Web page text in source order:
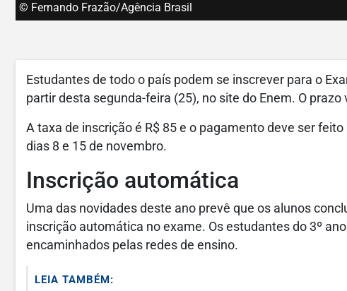
© Fernando Frazão/Agência Brasil
Estudantes de todo o país podem se inscrever para o
partir desta segunda-feira (25), no site do Enem. O prazo
A taxa de inscrição é R$ 85 e o pagamento deve ser
dias 8 e 15 de novembro.
Inscrição automática
Uma das novidades deste ano prevê que os alunos
inscrição automática no exame. Os estudantes do 3º
encaminhados pelas redes de ensino.
LEIA TAMBÉM: